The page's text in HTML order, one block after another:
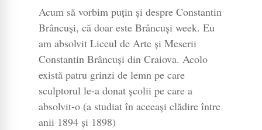
Acum să vorbim puțin și despre Constantin
Brâncuși, că doar este Brâncuși week. Eu
am absolvit Liceul de Arte și Meserii
Constantin Brâncuși din Craiova. Acolo
există patru grinzi de lemn pe care
sculptorul le-a donat școlii pe care a
absolvit-o (a studiat în aceeași clădire între
anii 1894 și 1898)